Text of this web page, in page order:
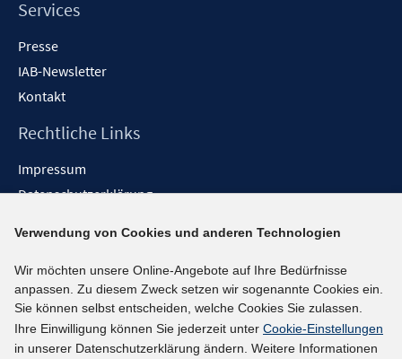
Services
Presse
IAB-Newsletter
Kontakt
Rechtliche Links
Impressum
Datenschutzerklärung
Barrieren melden
Social-Media-Kanäle
BlueSky
YouTube
Verwendung von Cookies und anderen Technologien
Wir möchten unsere Online-Angebote auf Ihre Bedürfnisse
anpassen. Zu diesem Zweck setzen wir sogenannte Cookies ein.
Sie können selbst entscheiden, welche Cookies Sie zulassen.
Ihre Einwilligung können Sie jederzeit unter Cookie-Einstellungen
in unserer Datenschutzerklärung ändern. Weitere Informationen